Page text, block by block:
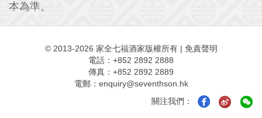
本為準。
© 2013-2026 家全七福酒家版權所有| 免責聲明
電話：+852 2892 2888
傳真：+852 2892 2889
電郵： enquiry@seventhson.hk
關注我們：